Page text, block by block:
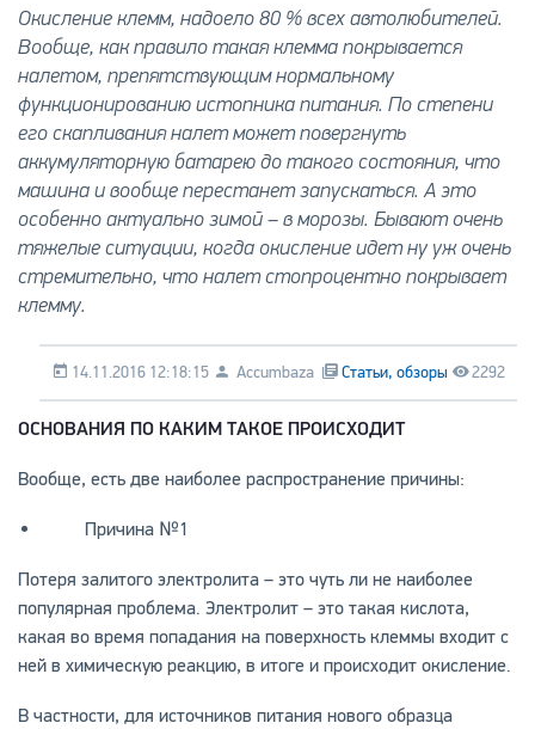
Окисление клемм, надоело 80 % всех автолюбителей.
Вообще, как правило такая клемма покрывается
налетом, препятствующим нормальному
функционированию истопника питания. По степени
его скапливания налет может повергнуть
аккумуляторную батарею до такого состояния, что
машина и вообще перестанет запускаться. А это
особенно актуально зимой – в морозы. Бывают очень
тяжелые ситуации, когда окисление идет ну уж очень
стремительно, что налет стопроцентно покрывает
клемму.
Статьи, обзоры 2292
14.11.2016 12:18:15 Accumbaza
ОСНОВАНИЯ ПО КАКИМ ТАКОЕ ПРОИСХОДИТ
Вообще, есть две наиболее распространение причины:
Причина №1
Потеря залитого электролита – это чуть ли не наиболее
популярная проблема. Электролит – это такая кислота,
какая во время попадания на поверхность клеммы входит с
ней в химическую реакцию, в итоге и происходит окисление.
В частности, для источников питания нового образца